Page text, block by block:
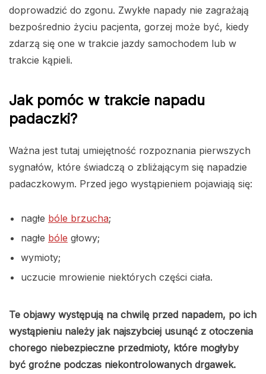
doprowadzić do zgonu. Zwykłe napady nie zagrażają
bezpośrednio życiu pacjenta, gorzej może być, kiedy
zdarzą się one w trakcie jazdy samochodem lub w
trakcie kąpieli.
Jak pomóc w trakcie napadu
padaczki?
Ważna jest tutaj umiejętność rozpoznania pierwszych
sygnałów, które świadczą o zbliżającym się napadzie
padaczkowym. Przed jego wystąpieniem pojawiają się:
nagłe bóle brzucha;
nagłe bóle głowy;
wymioty;
uczucie mrowienie niektórych części ciała.
Te objawy występują na chwilę przed napadem, po ich
wystąpieniu należy jak najszybciej usunąć z otoczenia
chorego niebezpieczne przedmioty, które mogłyby
być groźne podczas niekontrolowanych drgawek.